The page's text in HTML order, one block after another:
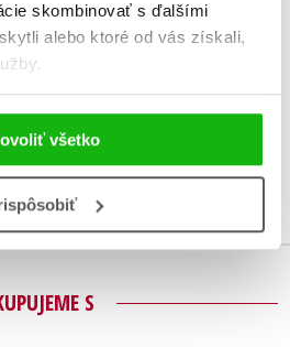
skombinovať s ďalšími
alebo ktoré od vás získali,
všetko
nie sú dostupné.
S